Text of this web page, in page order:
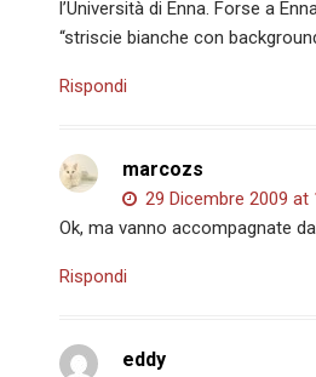
l’Università di Enna. Forse a
“striscie bianche con
Rispondi
marcozs
29 Dicembre 2009 at
Ok, ma vanno accompagnate
Rispondi
eddy